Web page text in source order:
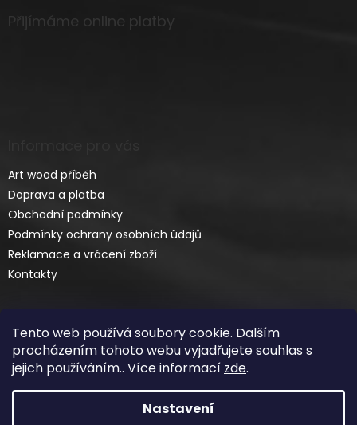
Tento web používá soubory cookie. Dalším
procházením tohoto webu vyjadřujete souhlas s
jejich používáním.. Více informací zde.
Nastavení
Přijímáme online platby
Art wood příběh
Doprava a platba
Obchodní podmínky
Podmínky ochrany osobních údajů
Reklamace a vrácení zboží
Kontakty
Vytvořil Shoptet